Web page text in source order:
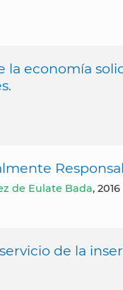
economía
de Eulate Bada, 2016
de la